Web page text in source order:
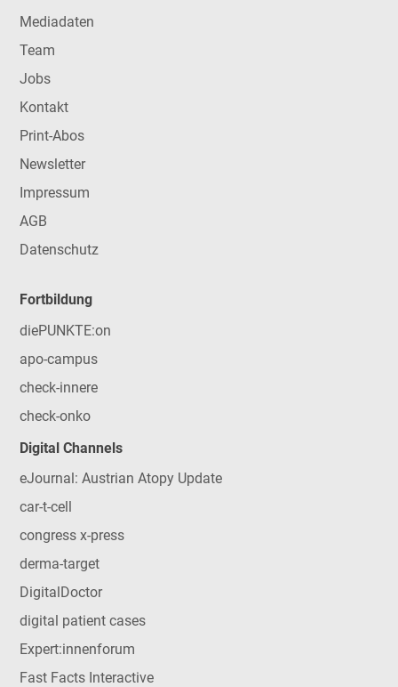
Mediadaten
Team
Jobs
Kontakt
Print-Abos
Newsletter
Impressum
AGB
Datenschutz
Fortbildung
diePUNKTE:on
apo-campus
check-innere
check-onko
Digital Channels
eJournal: Austrian Atopy Update
car-t-cell
congress x-press
derma-target
DigitalDoctor
digital patient cases
Expert:innenforum
Fast Facts Interactive